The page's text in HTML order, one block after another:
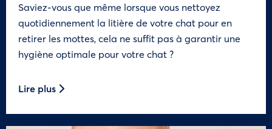
Saviez-vous que même lorsque vous nettoyez
quotidiennement la litière de votre chat pour en
retirer les mottes, cela ne suffit pas à garantir une
hygiène optimale pour votre chat ?
Lire plus